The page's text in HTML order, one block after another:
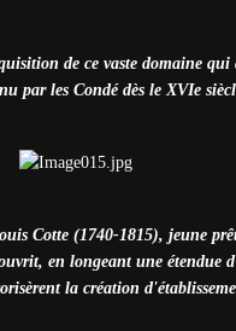
de ce vaste domaine
par les Condé dès le XVIe
Cotte (1740-1815), jeune
en longeant une étendue
la création